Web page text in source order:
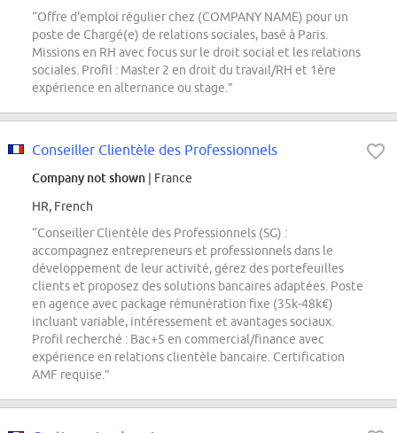
“Offre d'emploi régulier chez (COMPANY NAME) pour un
poste de Chargé(e) de relations sociales, basé à Paris.
Missions en RH avec focus sur le droit social et les relations
sociales. Profil : Master 2 en droit du travail/RH et 1ère
expérience en alternance ou stage.”
Conseiller Clientèle des Professionnels
Company not shown | France
HR, French
“Conseiller Clientèle des Professionnels (SG) :
accompagnez entrepreneurs et professionnels dans le
développement de leur activité, gérez des portefeuilles
clients et proposez des solutions bancaires adaptées. Poste
en agence avec package rémunération fixe (35k-48k€)
incluant variable, intéressement et avantages sociaux.
Profil recherché : Bac+5 en commercial/finance avec
expérience en relations clientèle bancaire. Certification
AMF requise.”